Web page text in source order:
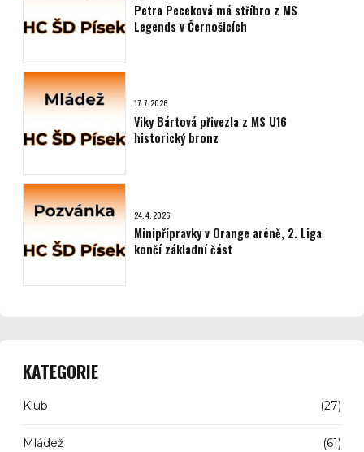
Petra Peceková má stříbro z MS
Legends v Černošicích
17. 7. 2026
Viky Bártová přivezla z MS U16
historický bronz
24. 4. 2026
Minipřípravky v Orange aréně, 2. Liga
končí základní část
KATEGORIE
Klub (27)
Mládež (61)